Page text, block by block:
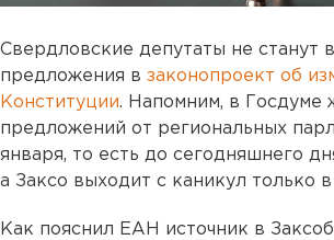
Свердловские депутаты не станут
предложения в законопроект об
Конституции. Напомним, в Госдуме
предложений от региональных
января, то есть до сегодняшнего
а Заксо выходит с каникул только
Как пояснил ЕАН источник в